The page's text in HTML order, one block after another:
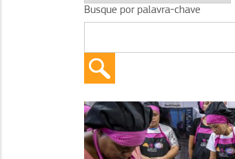
Busque por palavra-chave